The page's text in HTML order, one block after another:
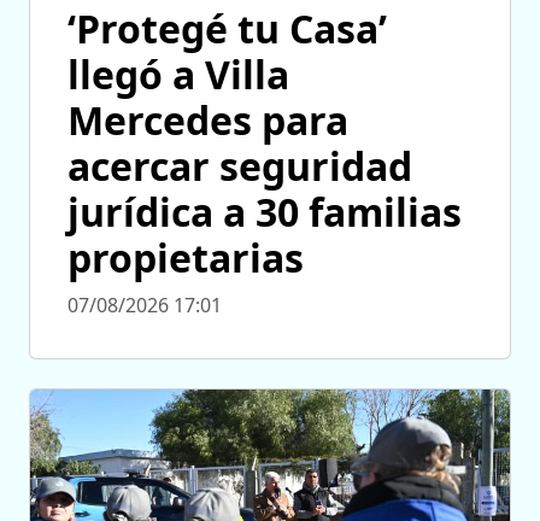
‘Protegé tu Casa’
llegó a Villa
Mercedes para
acercar seguridad
jurídica a 30 familias
propietarias
07/08/2026 17:01